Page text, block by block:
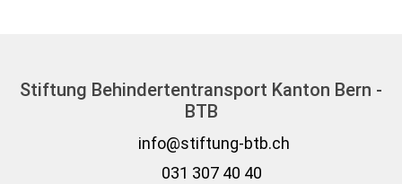
Stiftung Behindertentransport Kanton Bern -
BTB
info@stiftung-btb.ch
031 307 40 40